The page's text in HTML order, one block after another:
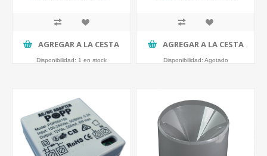
AGREGAR A LA CESTA
Disponibilidad: 1 en stock
AGREGAR A LA CESTA
Disponibilidad: Agotado